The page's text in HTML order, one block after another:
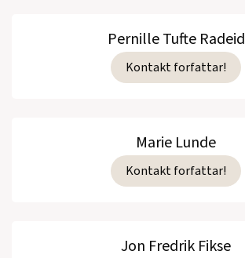
Pernille Tufte Radeid
Kontakt forfattar!
Marie Lunde
Kontakt forfattar!
Jon Fredrik Fikse